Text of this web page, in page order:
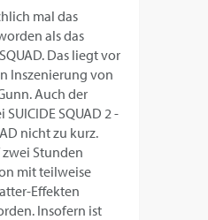
mal das
als das
Das liegt vor
Inszenierung von
Auch der
SQUAD 2 -
nicht zu kurz.
Stunden
mit teilweise
Effekten
Insofern ist